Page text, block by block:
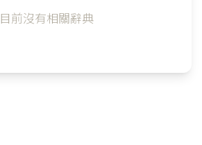
目前沒有相關辭典